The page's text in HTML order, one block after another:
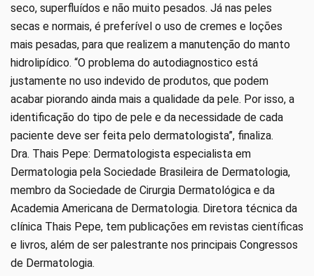
seco, superfluídos e não muito pesados. Já nas peles
secas e normais, é preferível o uso de cremes e loções
mais pesadas, para que realizem a manutenção do manto
hidrolipídico. “O problema do autodiagnostico está
justamente no uso indevido de produtos, que podem
acabar piorando ainda mais a qualidade da pele. Por isso, a
identificação do tipo de pele e da necessidade de cada
paciente deve ser feita pelo dermatologista”, finaliza.
Dra. Thais Pepe: Dermatologista especialista em
Dermatologia pela Sociedade Brasileira de Dermatologia,
membro da Sociedade de Cirurgia Dermatológica e da
Academia Americana de Dermatologia. Diretora técnica da
clínica Thais Pepe, tem publicações em revistas científicas
e livros, além de ser palestrante nos principais Congressos
de Dermatologia.